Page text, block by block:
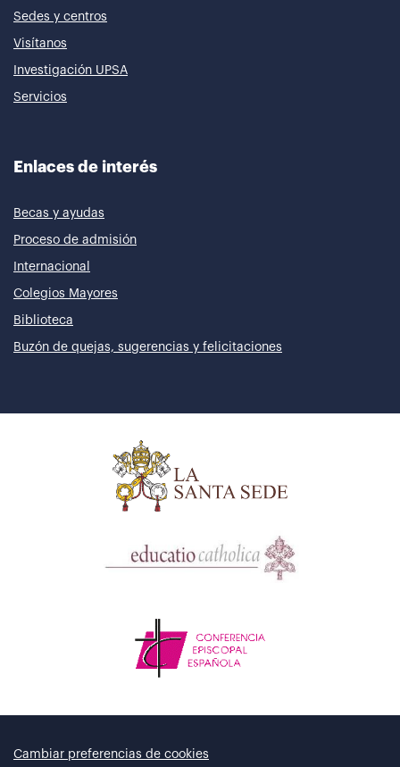
Sedes y centros
Visítanos
Investigación UPSA
Servicios
Enlaces de interés
Becas y ayudas
Proceso de admisión
Internacional
Colegios Mayores
Biblioteca
Buzón de quejas, sugerencias y felicitaciones
Cambiar preferencias de cookies